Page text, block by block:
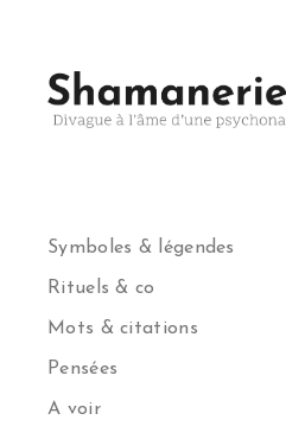
Symboles & légendes
Rituels & co
Mots & citations
Pensées
A voir